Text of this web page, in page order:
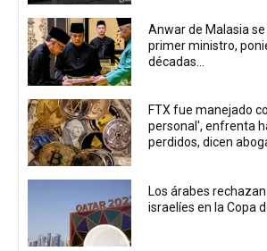
Anwar de Malasia
primer ministro,
décadas...
FTX fue manejado
personal', enfrenta
perdidos, dicen
Los árabes
israelíes en la Copa